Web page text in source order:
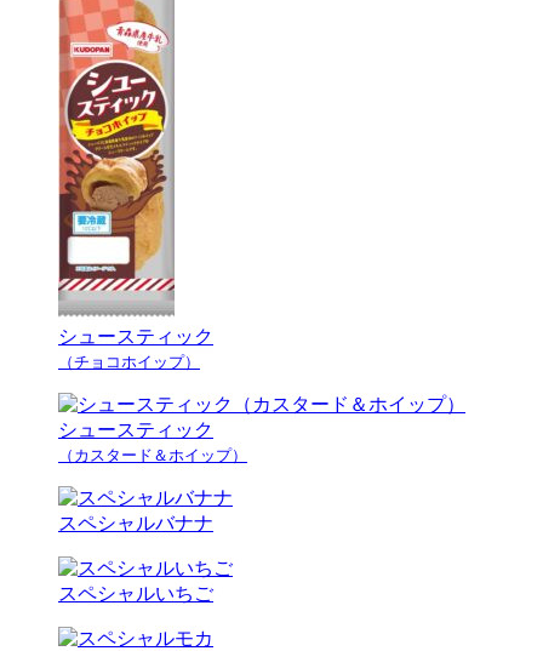
シュースティック
（チョコホイップ）
シュースティック
（カスタード＆ホイップ）
スペシャルバナナ
スペシャルいちご